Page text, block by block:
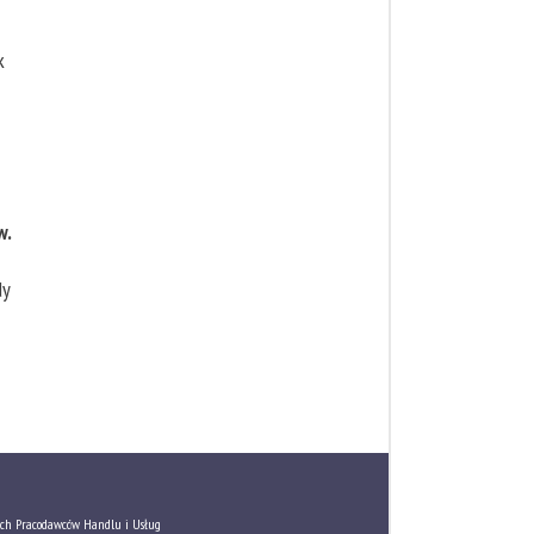
Pracodawców Handlu i Usług